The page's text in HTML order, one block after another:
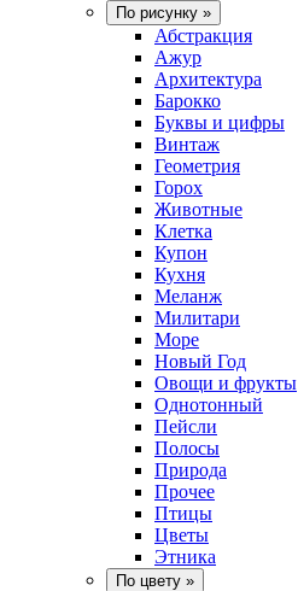
По рисунку »
Абстракция
Ажур
Архитектура
Барокко
Буквы и цифры
Винтаж
Геометрия
Горох
Животные
Клетка
Купон
Кухня
Меланж
Милитари
Море
Новый Год
Овощи и фрукты
Однотонный
Пейсли
Полосы
Природа
Прочее
Птицы
Цветы
Этника
По цвету »